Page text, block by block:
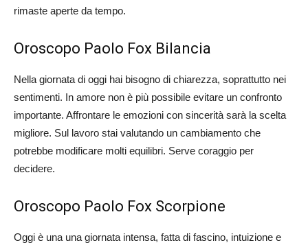
rimaste aperte da tempo.
Oroscopo Paolo Fox Bilancia
Nella giornata di oggi hai bisogno di chiarezza, soprattutto nei
sentimenti. In amore non è più possibile evitare un confronto
importante. Affrontare le emozioni con sincerità sarà la scelta
migliore. Sul lavoro stai valutando un cambiamento che
potrebbe modificare molti equilibri. Serve coraggio per
decidere.
Oroscopo Paolo Fox Scorpione
Oggi è una una giornata intensa, fatta di fascino, intuizione e